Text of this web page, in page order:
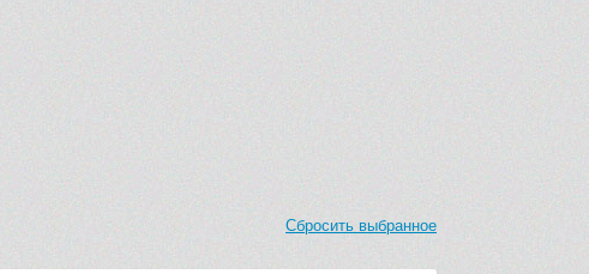
Сбросить выбранное